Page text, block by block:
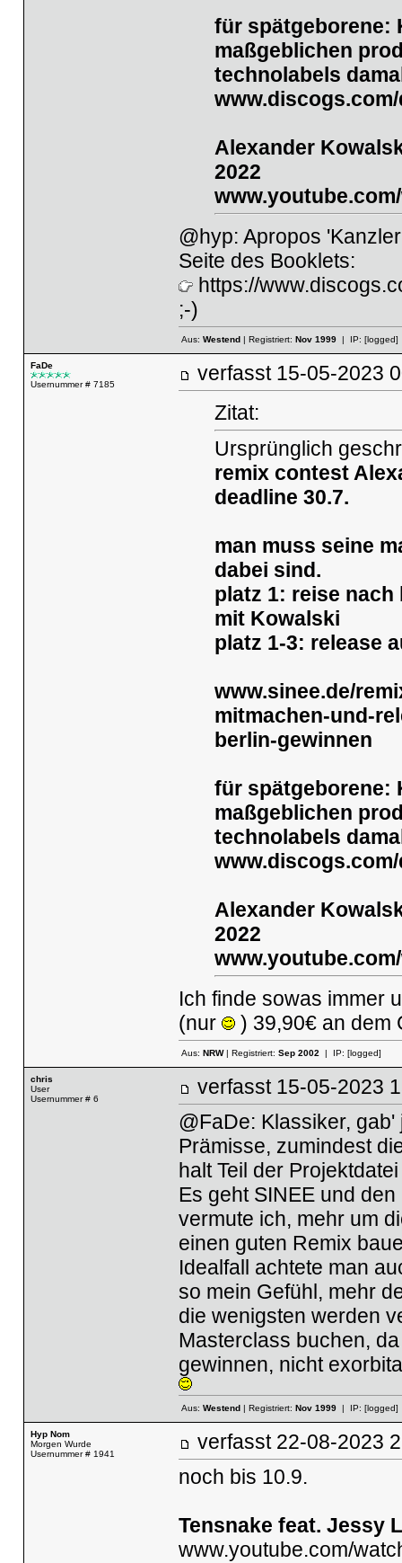
für spätgeborene:
maßgeblichen
technolabels
Alexander
2022
@hyp: Apropos
Seite des Booklets:
https://
;-)
Aus: Westend| Registriert: Nov 1999| IP: [logged]
FaDe
Usernummer # 7185
verfasst 15-05-
Zitat:
Ursprünglich
remix contest
deadline 30.7.
man muss seine
dabei sind.
platz 1: reise
mit Kowalski
platz 1-3: release
www.sinee.de/
mitmachen-und-
berlin-gewinnen
für spätgeborene:
maßgeblichen
technolabels
Alexander
2022
Ich finde sowas immer
(nur
) 39,90€ an dem
Aus: NRW| Registriert: Sep 2002| IP: [logged]
chris
User
Usernummer # 6
verfasst 15-05-
@FaDe: Klassiker,
Prämisse, zumindest
halt Teil der
Es geht SINEE und
vermute ich, mehr um
einen guten Remix
Idealfall achtete man
so mein Gefühl, mehr
die wenigsten werden
Masterclass buchen,
gewinnen, nicht
Aus: Westend| Registriert: Nov 1999| IP: [logged]
Hyp Nom
Morgen Wurde
Usernummer # 1941
verfasst 22-08-
noch bis 10.9.
Tensnake feat. Jessy
www.youtube.com/